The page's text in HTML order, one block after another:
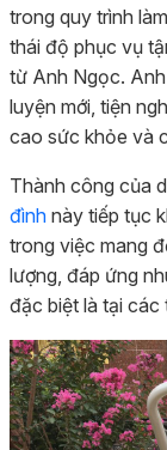
trong quy trình
thái độ phục vụ
từ Anh Ngọc.
luyện mới, tiện
cao sức khỏe và
Thành công của
đình này tiếp tục
trong việc mang
lượng, đáp ứng
đặc biệt là tại